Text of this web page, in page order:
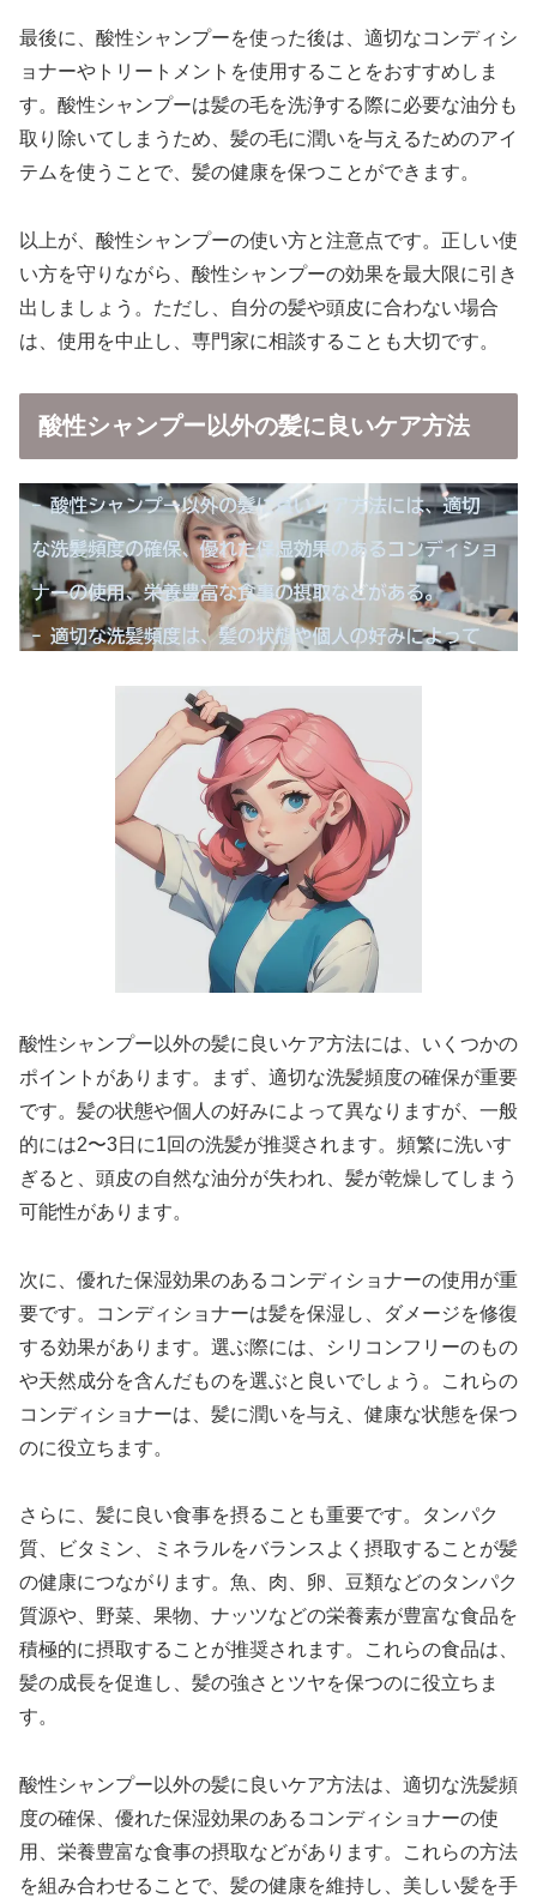
最後に、酸性シャンプーを使った後は、適切なコンディシ
ョナーやトリートメントを使用することをおすすめしま
す。酸性シャンプーは髪の毛を洗浄する際に必要な油分も
取り除いてしまうため、髪の毛に潤いを与えるためのアイ
テムを使うことで、髪の健康を保つことができます。
以上が、酸性シャンプーの使い方と注意点です。正しい使
い方を守りながら、酸性シャンプーの効果を最大限に引き
出しましょう。ただし、自分の髪や頭皮に合わない場合
は、使用を中止し、専門家に相談することも大切です。
酸性シャンプー以外の髪に良いケア方法
酸性シャンプー以外の髪に良いケア方法には、いくつかの
ポイントがあります。まず、適切な洗髪頻度の確保が重要
です。髪の状態や個人の好みによって異なりますが、一般
的には2〜3日に1回の洗髪が推奨されます。頻繁に洗いす
ぎると、頭皮の自然な油分が失われ、髪が乾燥してしまう
可能性があります。
次に、優れた保湿効果のあるコンディショナーの使用が重
要です。コンディショナーは髪を保湿し、ダメージを修復
する効果があります。選ぶ際には、シリコンフリーのもの
や天然成分を含んだものを選ぶと良いでしょう。これらの
コンディショナーは、髪に潤いを与え、健康な状態を保つ
のに役立ちます。
さらに、髪に良い食事を摂ることも重要です。タンパク
質、ビタミン、ミネラルをバランスよく摂取することが髪
の健康につながります。魚、肉、卵、豆類などのタンパク
質源や、野菜、果物、ナッツなどの栄養素が豊富な食品を
積極的に摂取することが推奨されます。これらの食品は、
髪の成長を促進し、髪の強さとツヤを保つのに役立ちま
す。
酸性シャンプー以外の髪に良いケア方法は、適切な洗髪頻
度の確保、優れた保湿効果のあるコンディショナーの使
用、栄養豊富な食事の摂取などがあります。これらの方法
を組み合わせることで、髪の健康を維持し、美しい髪を手